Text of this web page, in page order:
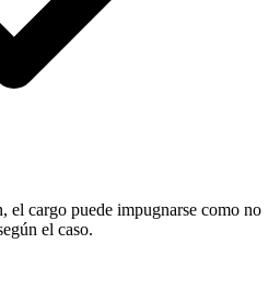
el cargo puede impugnarse como no
el caso.